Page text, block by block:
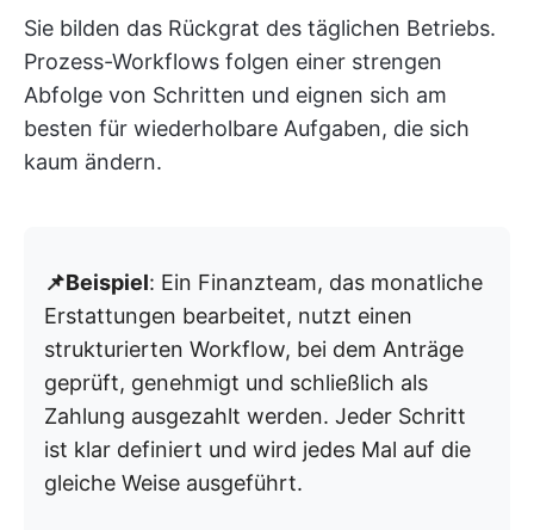
Sie bilden das Rückgrat des täglichen Betriebs.
Prozess-Workflows folgen einer strengen
Abfolge von Schritten und eignen sich am
besten für wiederholbare Aufgaben, die sich
kaum ändern.
📌Beispiel: Ein Finanzteam, das monatliche
Erstattungen bearbeitet, nutzt einen
strukturierten Workflow, bei dem Anträge
geprüft, genehmigt und schließlich als
Zahlung ausgezahlt werden. Jeder Schritt
ist klar definiert und wird jedes Mal auf die
gleiche Weise ausgeführt.